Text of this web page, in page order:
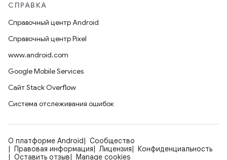
СПРАВКА
Справочный центр Android
Справочный центр Pixel
www.android.com
Google Mobile Services
Сайт Stack Overflow
Система отслеживания ошибок
О платформе Android
Сообщество
Правовая информация
Лицензия
Конфиденциальность
Оставить отзыв
Manage cookies